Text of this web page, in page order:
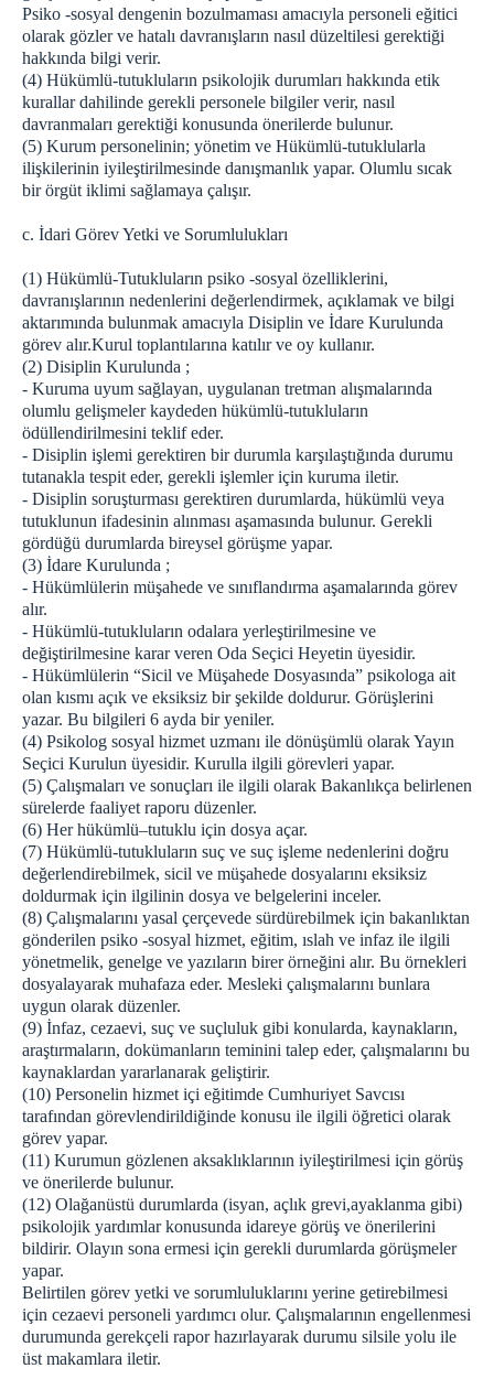
Psiko -sosyal dengenin bozulmaması amacıyla personeli eğitici
olarak gözler ve hatalı davranışların nasıl düzeltilesi gerektiği
hakkında bilgi verir.
(4) Hükümlü-tutukluların psikolojik durumları hakkında etik
kurallar dahilinde gerekli personele bilgiler verir, nasıl
davranmaları gerektiği konusunda önerilerde bulunur.
(5) Kurum personelinin; yönetim ve Hükümlü-tutuklularla
ilişkilerinin iyileştirilmesinde danışmanlık yapar. Olumlu sıcak
bir örgüt iklimi sağlamaya çalışır.
c. İdari Görev Yetki ve Sorumlulukları
(1) Hükümlü-Tutukluların psiko -sosyal özelliklerini,
davranışlarının nedenlerini değerlendirmek, açıklamak ve bilgi
aktarımında bulunmak amacıyla Disiplin ve İdare Kurulunda
görev alır.Kurul toplantılarına katılır ve oy kullanır.
(2) Disiplin Kurulunda ;
- Kuruma uyum sağlayan, uygulanan tretman alışmalarında
olumlu gelişmeler kaydeden hükümlü-tutukluların
ödüllendirilmesini teklif eder.
- Disiplin işlemi gerektiren bir durumla karşılaştığında durumu
tutanakla tespit eder, gerekli işlemler için kuruma iletir.
- Disiplin soruşturması gerektiren durumlarda, hükümlü veya
tutuklunun ifadesinin alınması aşamasında bulunur. Gerekli
gördüğü durumlarda bireysel görüşme yapar.
(3) İdare Kurulunda ;
- Hükümlülerin müşahede ve sınıflandırma aşamalarında görev
alır.
- Hükümlü-tutukluların odalara yerleştirilmesine ve
değiştirilmesine karar veren Oda Seçici Heyetin üyesidir.
- Hükümlülerin “Sicil ve Müşahede Dosyasında” psikologa ait
olan kısmı açık ve eksiksiz bir şekilde doldurur. Görüşlerini
yazar. Bu bilgileri 6 ayda bir yeniler.
(4) Psikolog sosyal hizmet uzmanı ile dönüşümlü olarak Yayın
Seçici Kurulun üyesidir. Kurulla ilgili görevleri yapar.
(5) Çalışmaları ve sonuçları ile ilgili olarak Bakanlıkça belirlenen
sürelerde faaliyet raporu düzenler.
(6) Her hükümlü–tutuklu için dosya açar.
(7) Hükümlü-tutukluların suç ve suç işleme nedenlerini doğru
değerlendirebilmek, sicil ve müşahede dosyalarını eksiksiz
doldurmak için ilgilinin dosya ve belgelerini inceler.
(8) Çalışmalarını yasal çerçevede sürdürebilmek için bakanlıktan
gönderilen psiko -sosyal hizmet, eğitim, ıslah ve infaz ile ilgili
yönetmelik, genelge ve yazıların birer örneğini alır. Bu örnekleri
dosyalayarak muhafaza eder. Mesleki çalışmalarını bunlara
uygun olarak düzenler.
(9) İnfaz, cezaevi, suç ve suçluluk gibi konularda, kaynakların,
araştırmaların, dokümanların teminini talep eder, çalışmalarını bu
kaynaklardan yararlanarak geliştirir.
(10) Personelin hizmet içi eğitimde Cumhuriyet Savcısı
tarafından görevlendirildiğinde konusu ile ilgili öğretici olarak
görev yapar.
(11) Kurumun gözlenen aksaklıklarının iyileştirilmesi için görüş
ve önerilerde bulunur.
(12) Olağanüstü durumlarda (isyan, açlık grevi,ayaklanma gibi)
psikolojik yardımlar konusunda idareye görüş ve önerilerini
bildirir. Olayın sona ermesi için gerekli durumlarda görüşmeler
yapar.
Belirtilen görev yetki ve sorumluluklarını yerine getirebilmesi
için cezaevi personeli yardımcı olur. Çalışmalarının engellenmesi
durumunda gerekçeli rapor hazırlayarak durumu silsile yolu ile
üst makamlara iletir.